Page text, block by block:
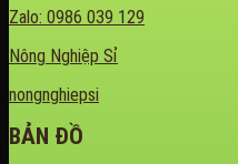
Zalo: 0986 039 129
Nông Nghiệp Sỉ
nongnghiepsi
BẢN ĐỒ